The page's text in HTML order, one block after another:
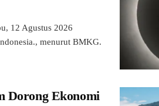
12 Agustus 2026
menurut BMKG.
Dorong Ekonomi